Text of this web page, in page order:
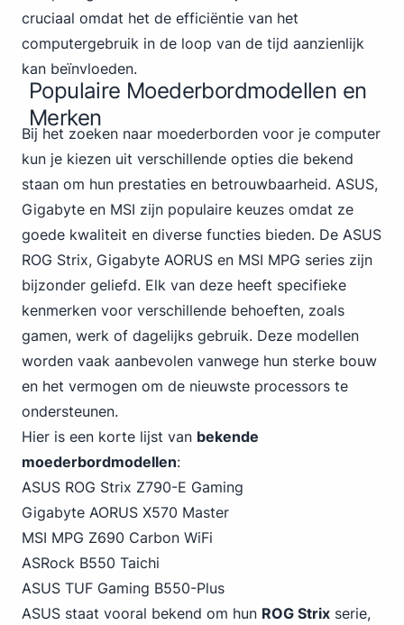
cruciaal omdat het de efficiëntie van het
computergebruik in de loop van de tijd aanzienlijk
kan beïnvloeden.
Populaire Moederbordmodellen en
Merken
Bij het zoeken naar moederborden voor je computer
kun je kiezen uit verschillende opties die bekend
staan om hun prestaties en betrouwbaarheid. ASUS,
Gigabyte en MSI zijn populaire keuzes omdat ze
goede kwaliteit en diverse functies bieden. De ASUS
ROG Strix, Gigabyte AORUS en MSI MPG series zijn
bijzonder geliefd. Elk van deze heeft specifieke
kenmerken voor verschillende behoeften, zoals
gamen, werk of dagelijks gebruik. Deze modellen
worden vaak aanbevolen vanwege hun sterke bouw
en het vermogen om de nieuwste processors te
ondersteunen.
Hier is een korte lijst van bekende
moederbordmodellen:
ASUS ROG Strix Z790-E Gaming
Gigabyte AORUS X570 Master
MSI MPG Z690 Carbon WiFi
ASRock B550 Taichi
ASUS TUF Gaming B550-Plus
ASUS staat vooral bekend om hun ROG Strix serie,